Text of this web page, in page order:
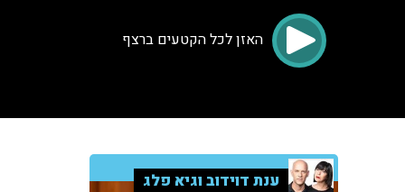
האזן לכל הקטעים ברצף
ענת דוידוב וגיא פלג